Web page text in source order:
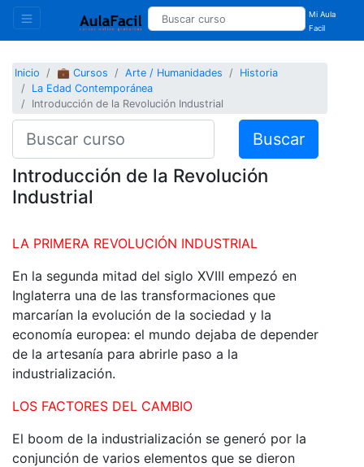
Mi Aula
Facil
Inicio 💼 Cursos Arte / Humanidades
Historia
La Edad Contemporánea
Introducción de la Revolución Industrial
Buscar
Introducción de la Revolución
Industrial
LA PRIMERA REVOLUCIÓN INDUSTRIAL
En la segunda mitad del siglo XVIII empezó en
Inglaterra una de las transformaciones que
marcarían la evolución de la sociedad y la
economía europea: el mundo dejaba de depender
de la artesanía para abrirle paso a la
industrialización.
LOS FACTORES DEL CAMBIO
El boom de la industrialización se generó por la
conjunción de varios elementos que se dieron